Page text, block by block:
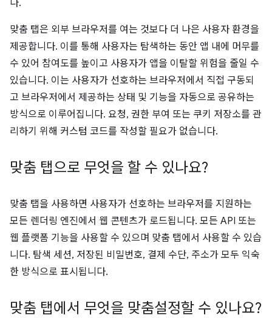
다.
맞춤 탭은 외부 브라우저를 여는 것보다 더 나은 사용자 환경을
제공합니다. 이를 통해 사용자는 탐색하는 동안 앱 내에 머무를
수 있어 참여도를 높이고 사용자가 앱을 이탈할 위험을 줄일 수
있습니다. 이는 사용자가 선호하는 브라우저에서 직접 구동되
고 브라우저에서 제공하는 상태 및 기능을 자동으로 공유하는
방식으로 이루어집니다. 요청, 권한 부여 또는 쿠키 저장소를 관
리하기 위해 커스텀 코드를 작성할 필요가 없습니다.
맞춤 탭으로 무엇을 할 수 있나요?
맞춤 탭을 사용하면 사용자가 선호하는 브라우저를 지원하는
모든 렌더링 엔진에서 웹 콘텐츠가 로드됩니다. 모든 API 또는
웹 플랫폼 기능을 사용할 수 있으며 맞춤 탭에서 사용할 수 있습
니다. 탐색 세션, 저장된 비밀번호, 결제 수단, 주소가 모두 익숙
한 방식으로 표시됩니다.
맞춤 탭에서 무엇을 맞춤설정할 수 있나요?